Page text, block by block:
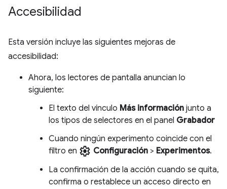
Accesibilidad
Esta versión incluye las siguientes mejoras de
accesibilidad:
Ahora, los lectores de pantalla anuncian lo
siguiente:
El texto del vínculo Más información junto a
los tipos de selectores en el panel Grabador
Cuando ningún experimento coincide con el
filtro en settings Configuración > Experimentos.
La confirmación de la acción cuando se quita,
confirma o restablece un acceso directo en